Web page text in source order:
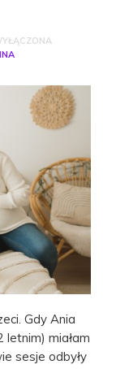
Gdy Ania
miałam
sesje odbyły